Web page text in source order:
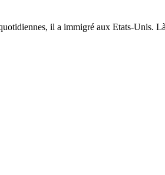
il a immigré aux Etats-Unis.